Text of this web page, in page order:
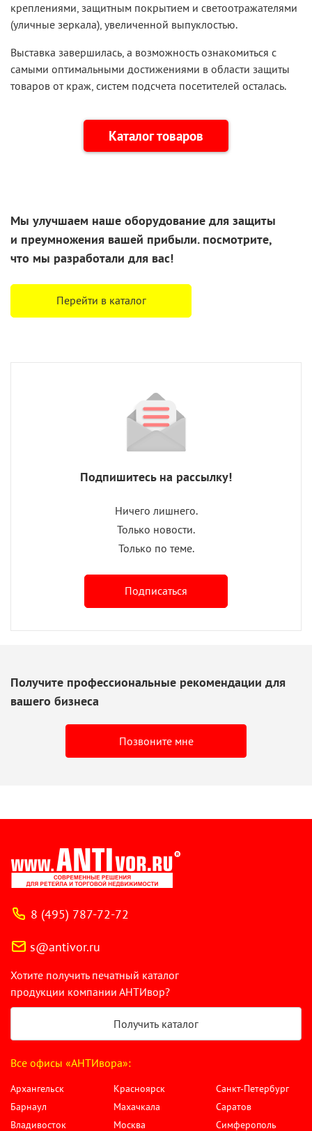
креплениями, защитным покрытием и светоотражателями
(уличные зеркала), увеличенной выпуклостью.
Выставка завершилась, а возможность ознакомиться с
самыми оптимальными достижениями в области защиты
товаров от краж, систем подсчета посетителей осталась.
Каталог товаров
Мы улучшаем наше оборудование для защиты
и преумножения вашей прибыли. посмотрите,
что мы разработали для вас!
Перейти в каталог
Подпишитесь на рассылку!
Ничего лишнего.
Только новости.
Только по теме.
Подписаться
Получите профессиональные рекомендации для
вашего бизнеса
Позвоните мне
8 (495) 787-72-72
s@antivor.ru
Хотите получить печатный каталог
продукции компании АНТИвор?
Получить каталог
Все офисы «АНТИвора»:
Архангельск
Барнаул
Владивосток
Красноярск
Махачкала
Москва
Санкт-Петербург
Саратов
Симферополь